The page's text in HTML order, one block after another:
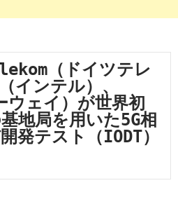
（ドイツテレ
ンテル）、
ウェイ）が世界初
地局を用いた5G相
発テスト（IODT）